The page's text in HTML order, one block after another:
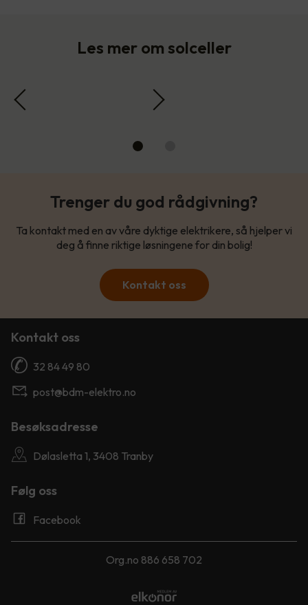
Les mer om solceller
Trenger du god rådgivning?
Ta kontakt med en av våre dyktige elektrikere, så hjelper vi
deg å finne riktige løsningene for din bolig!
Kontakt oss
Kontakt oss
32 84 49 80
post@bdm-elektro.no
Besøksadresse
Dølasletta 1, 3408 Tranby
Følg oss
Facebook
Org.no 886 658 702